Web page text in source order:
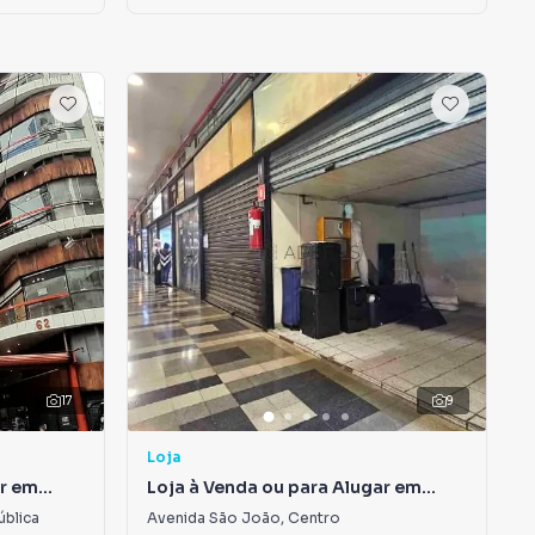
17
em
9
Loja
Loja à Venda ou para Alugar em
Centro
Avenida São João, Centro